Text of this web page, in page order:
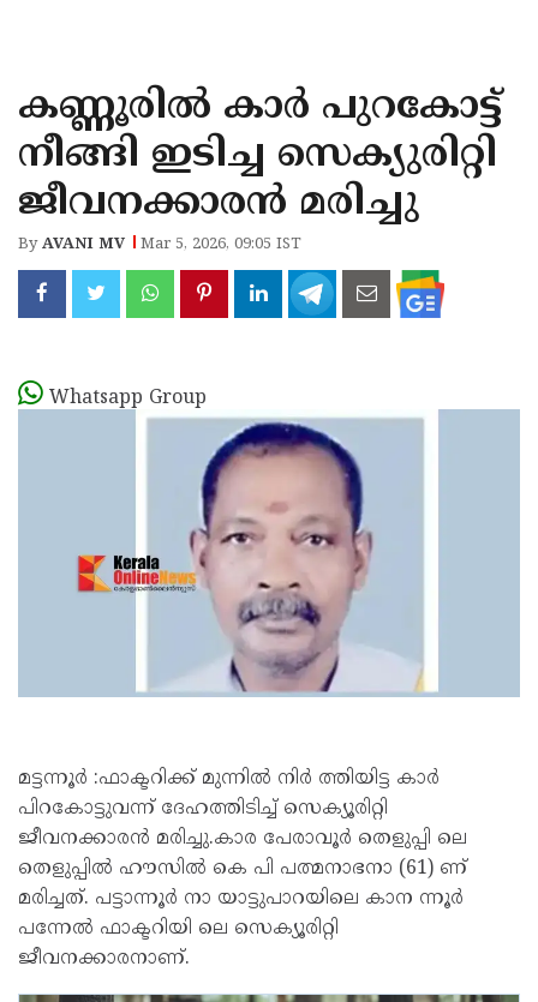
KANNUR
KASARAGOD
കണ്ണൂരിൽ കാർ പുറകോട്ട്
നീങ്ങി ഇടിച്ച സെക്യുരിറ്റി
ജീവനക്കാരൻ മരിച്ചു
ByAVANI MV Mar 5, 2026, 09:05 IST
Whatsapp Group
മട്ടന്നൂർ :ഫാക്ടറിക്ക് മുന്നിൽ നിർ ത്തിയിട്ട കാർ
പിറകോട്ടുവന്ന് ദേഹത്തിടിച്ച് സെക്യൂരിറ്റി
ജീവനക്കാരൻ മരിച്ചു.കാര പേരാവൂർ തെളുപ്പി ലെ
തെളുപ്പിൽ ഹൗസിൽ കെ പി പത്മനാഭനാ (61) ണ്
മരിച്ചത്. പട്ടാന്നൂർ നാ യാട്ടുപാറയിലെ കാന ന്നൂർ
പന്നേൽ ഫാക്ടറിയി ലെ സെക്യൂരിറ്റി
ജീവനക്കാരനാണ്.